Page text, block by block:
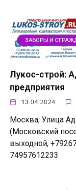
ЗАБОРЫ И
Лукос-строй:
предприятия
13.04.2024
Москва, Улица
(Московский
выходной,
74957612233